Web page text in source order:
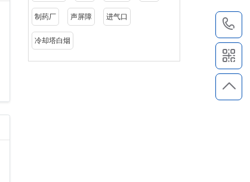
制药厂 声屏障 进气口
冷却塔白烟